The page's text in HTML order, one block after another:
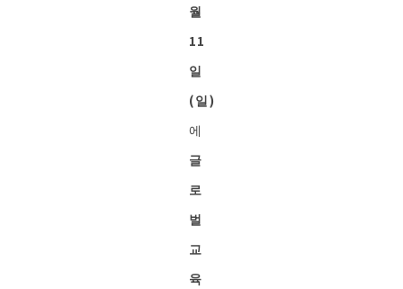
월
11
일
(일)
에
글
로
벌
교
육